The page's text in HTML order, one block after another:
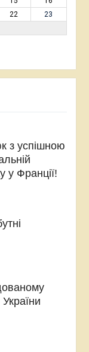
22
23
з успішною
у Франції!